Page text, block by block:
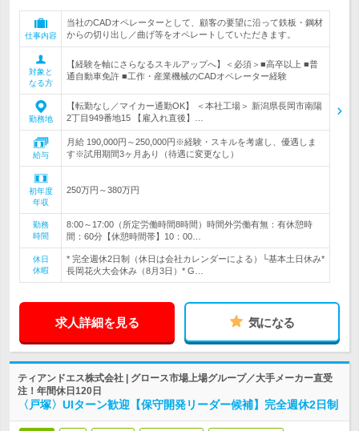
仕事内容
当社のCADオペレーターとして、顧客の要望に沿って鉄板・鋼材
からの切り出し／曲げ等をオペレートしていただきます。
対象と
なる方
【経験を軸にさらなるスキルアップへ】＜必須＞■高卒以上 ■普
通自動車免許 ■工作・産業機械のCADオペレーター経験
勤務地
【転勤なし／マイカー通勤OK】 ＜本社工場＞ 新潟県長岡市南陽
2丁目949番地15 【雇入れ直後】…
給与
月給 190,000円～250,000円※経験・スキルを考慮し、優遇しま
す※試用期間3ヶ月あり（待遇に変更なし）
初年度
年収
250万円～380万円
勤務
時間
8:00～17:00（所定労働時間8時間）時間外労働有無：有休憩時
間：60分【休憩時間帯】10：00…
休日
休暇
* 完全週休2日制（休日は会社カレンダーによる）└基本土日休み*
長岡花火大会休み（8月3日）* G…
求人詳細を見る 気になる
ティアンドエス株式会社 | グロース市場上場グループ／大手メーカー直受
注！年間休日120日
〈戸塚〉UIターン歓迎【保守開発リーダー候補】完全週休2日制